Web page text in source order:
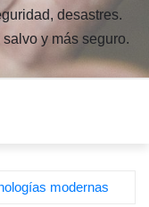
desastres.
y más seguro.
modernas